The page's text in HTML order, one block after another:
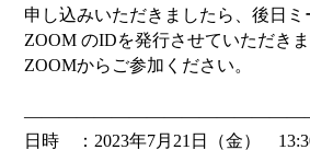
申し込みいただきましたら、後日ミ
ZOOM のIDを発行させていただき
ZOOMからご参加ください。
日時 ：2023年7月21日（金）